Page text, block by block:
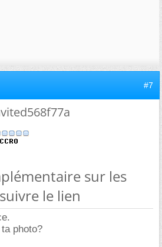
#7
sur les
le lien
photo?